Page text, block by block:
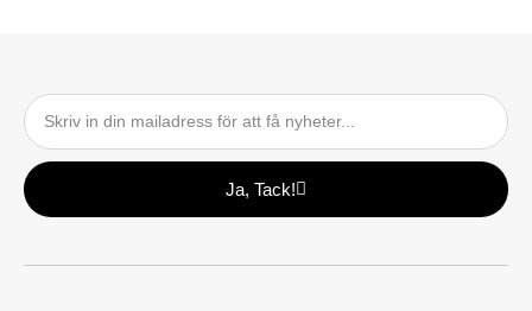
Email
Ja, Tack!